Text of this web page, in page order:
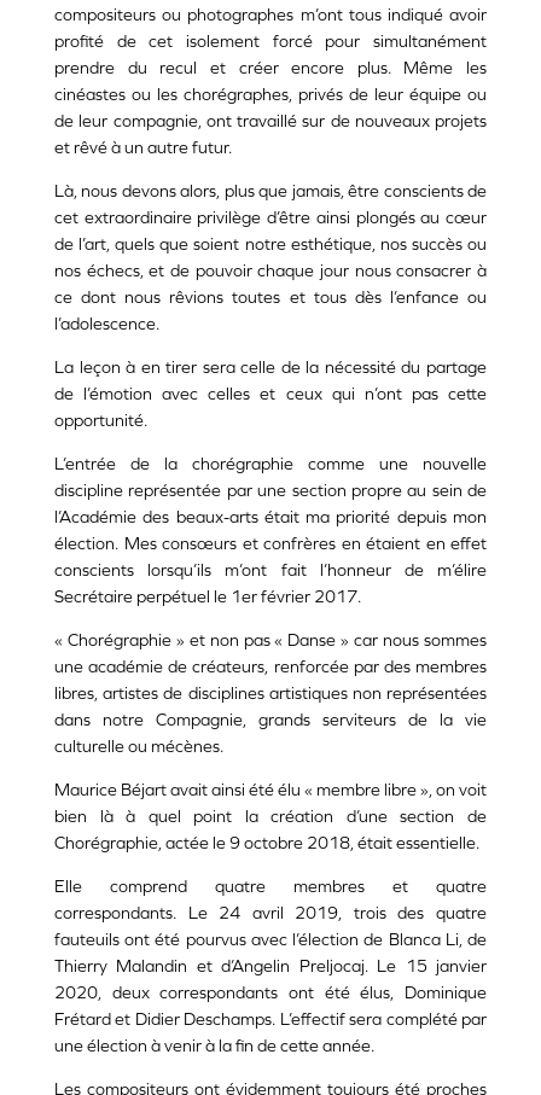
compositeurs ou photographes m’ont tous indiqué avoir
profité de cet isolement forcé pour simultanément
prendre du recul et créer encore plus. Même les
cinéastes ou les chorégraphes, privés de leur équipe ou
de leur compagnie, ont travaillé sur de nouveaux projets
et rêvé à un autre futur.
Là, nous devons alors, plus que jamais, être conscients de
cet extraordinaire privilège d’être ainsi plongés au cœur
de l’art, quels que soient notre esthétique, nos succès ou
nos échecs, et de pouvoir chaque jour nous consacrer à
ce dont nous rêvions toutes et tous dès l’enfance ou
l’adolescence.
La leçon à en tirer sera celle de la nécessité du partage
de l’émotion avec celles et ceux qui n’ont pas cette
opportunité.
L’entrée de la chorégraphie comme une nouvelle
discipline représentée par une section propre au sein de
l’Académie des beaux-arts était ma priorité depuis mon
élection. Mes consœurs et confrères en étaient en effet
conscients lorsqu’ils m’ont fait l’honneur de m’élire
Secrétaire perpétuel le 1er février 2017.
« Chorégraphie » et non pas « Danse » car nous sommes
une académie de créateurs, renforcée par des membres
libres, artistes de disciplines artistiques non représentées
dans notre Compagnie, grands serviteurs de la vie
culturelle ou mécènes.
Maurice Béjart avait ainsi été élu « membre libre », on voit
bien là à quel point la création d’une section de
Chorégraphie, actée le 9 octobre 2018, était essentielle.
Elle comprend quatre membres et quatre
correspondants. Le 24 avril 2019, trois des quatre
fauteuils ont été pourvus avec l’élection de Blanca Li, de
Thierry Malandin et d’Angelin Preljocaj. Le 15 janvier
2020, deux correspondants ont été élus, Dominique
Frétard et Didier Deschamps. L’effectif sera complété par
une élection à venir à la fin de cette année.
Les compositeurs ont évidemment toujours été proches